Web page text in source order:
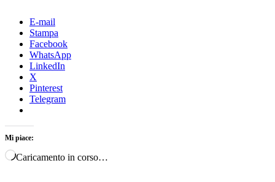
E-mail
Stampa
Facebook
WhatsApp
LinkedIn
X
Pinterest
Telegram
Mi piace:
Caricamento in corso…